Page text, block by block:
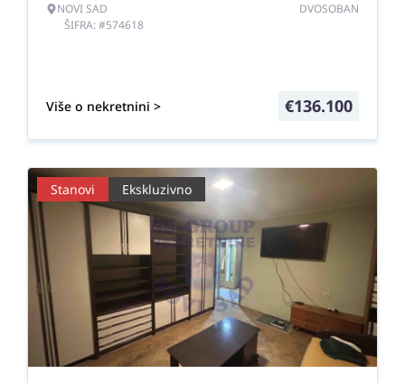
NOVI SAD
ŠIFRA: #574618
DVOSOBAN
Više o nekretnini > €136.100
Stanovi Ekskluzivno